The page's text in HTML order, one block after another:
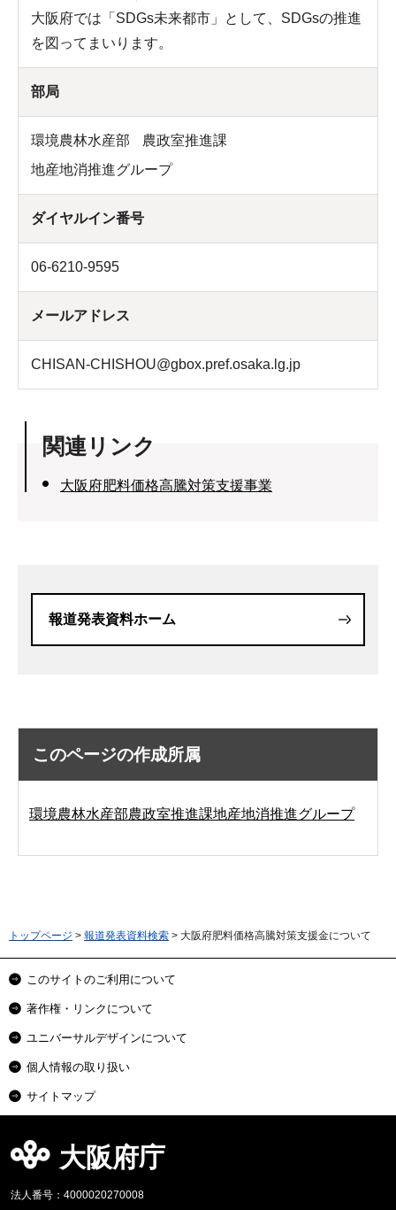
大阪府では「SDGs未来都市」として、SDGsの推進
を図ってまいります。
部局
環境農林水産部
農政室推進課
地産地消推進グループ
ダイヤルイン番号
06-6210-9595
メールアドレス
CHISAN-CHISHOU@gbox.pref.osaka.lg.jp
関連リンク
大阪府肥料価格高騰対策支援事業
報道発表資料ホーム
このページの作成所属
環境農林水産部農政室推進課地産地消推進グループ
トップページ > 報道発表資料検索 > 大阪府肥料価格高騰対策支援金について
このサイトのご利用について
著作権・リンクについて
ユニバーサルデザインについて
個人情報の取り扱い
サイトマップ
大阪府庁
法人番号：4000020270008